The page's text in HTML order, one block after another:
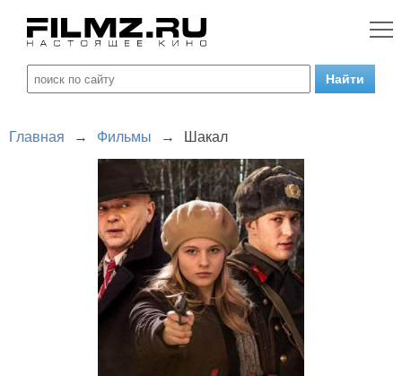
Главная → Фильмы → Шакал